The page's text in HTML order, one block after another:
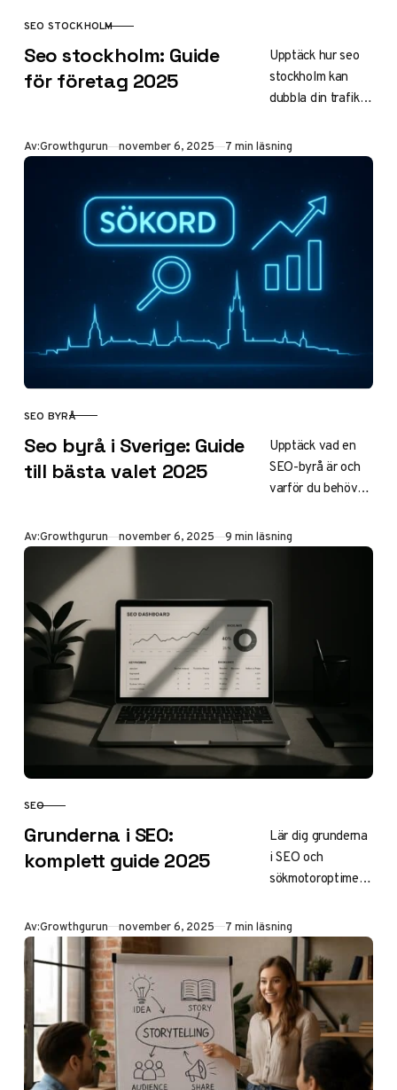
KATEGORI
SEO STOCKHOLM
Seo stockholm: Guide
för företag 2025
Upptäck hur seo
stockholm kan
dubbla din trafik
fördel i den lokala
marknaden. Lär
byrå, optimera
lokal sökning och
undvika vanliga
misstag för
maximal synlighet
Av:Growthgurun Publicerad
november 6, 2025 7 min läsning
KATEGORI
SEO BYRÅ
Seo byrå i Sverige: Guide
till bästa valet 2025
Upptäck vad en
SEO-byrå är och
varför du behöver
tjänster, priser 10
000–50 000
i Stockholm,
Göteborg och mer
och ROI.
Av:Growthgurun Publicerad
november 6, 2025 9 min läsning
KATEGORI
SEO
Grunderna i SEO:
komplett guide 2025
Lär dig grunderna
i SEO och
sökmotoroptimerin
page, off-page
och teknisk SEO
fungerar,
sökordsanalys,
verktyg och
strategier för
högre ranking i
Google. Perfekt
Av:Growthgurun Publicerad
november 6, 2025 7 min läsning